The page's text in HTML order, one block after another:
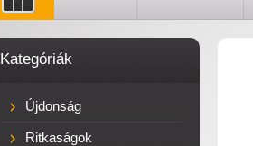
Kategóriák
Újdonság
Ritkaságok